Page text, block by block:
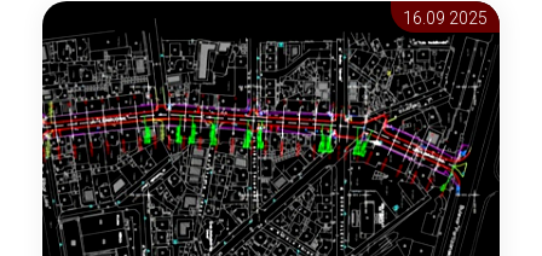
16.09 2025